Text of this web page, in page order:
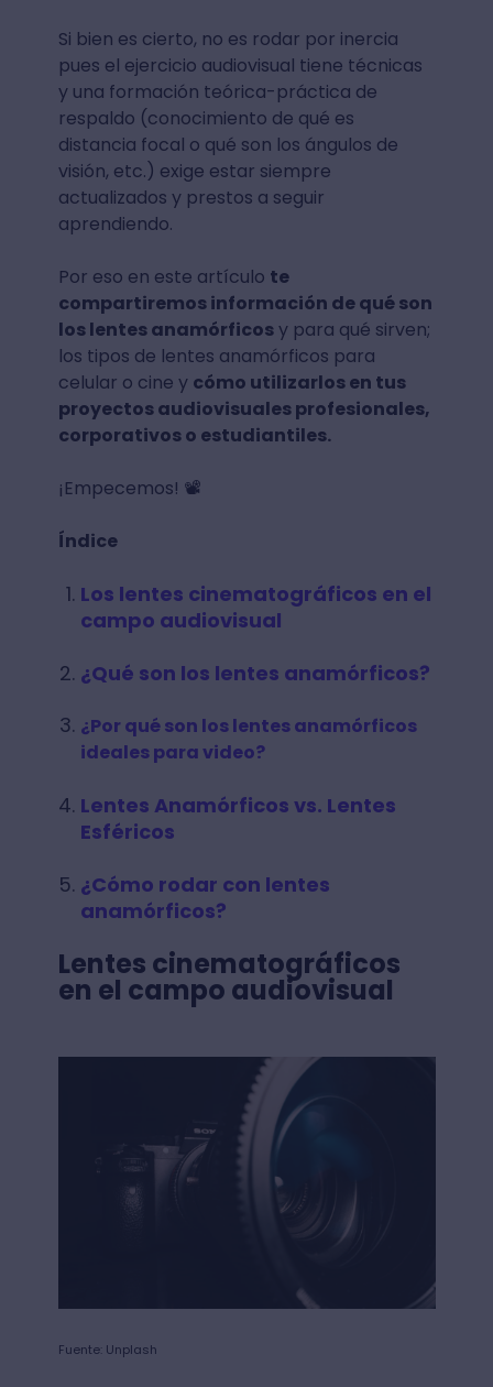
Si bien es cierto, no es rodar por inercia
pues el ejercicio audiovisual tiene técnicas
y una formación teórica-práctica de
respaldo (conocimiento de qué es
distancia focal o qué son los ángulos de
visión, etc.) exige estar siempre
actualizados y prestos a seguir
aprendiendo.
Por eso en este artículo te
compartiremos información de qué son
los lentes anamórficosy para qué sirven;
los tipos de lentes anamórficos para
celular o cine y cómo utilizarlos en tus
proyectos audiovisuales profesionales,
corporativos o estudiantiles.
¡Empecemos! 📽️
Índice
Los lentes cinematográficos en el
campo audiovisual
¿Qué son los lentes anamórficos?
¿Por qué son los lentes anamórficos
ideales para video?
Lentes Anamórficos vs. Lentes
Esféricos
¿Cómo rodar con lentes
anamórficos?
Lentes cinematográficos
en el campo audiovisual
Fuente: Unplash